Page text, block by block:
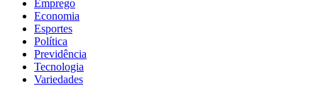
Emprego
Economia
Esportes
Política
Previdência
Tecnologia
Variedades